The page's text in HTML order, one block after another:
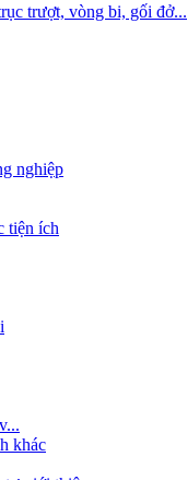
trượt, vòng bi, gối đở...
nghiệp
tiện ích
khác